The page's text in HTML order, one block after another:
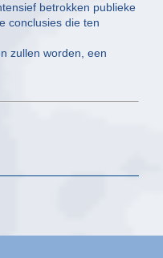
betrokken publieke
conclusies die ten
zullen worden, een